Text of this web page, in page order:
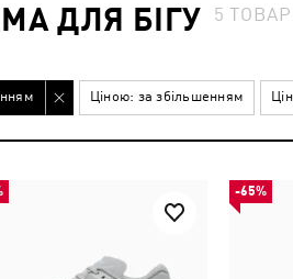
ДЛЯ БІГУ 5
Ціною: за збільшенням
-65%